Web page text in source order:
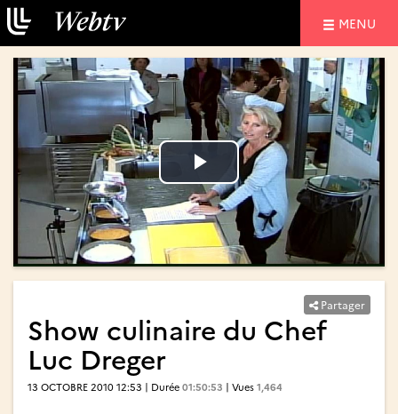
MENU
Lire
la
vidéo
Lire
la
vidéo
Partager
Show culinaire du Chef
Luc Dreger
13 OCTOBRE 2010 12:53 | Durée 01:50:53 | Vues 1,464